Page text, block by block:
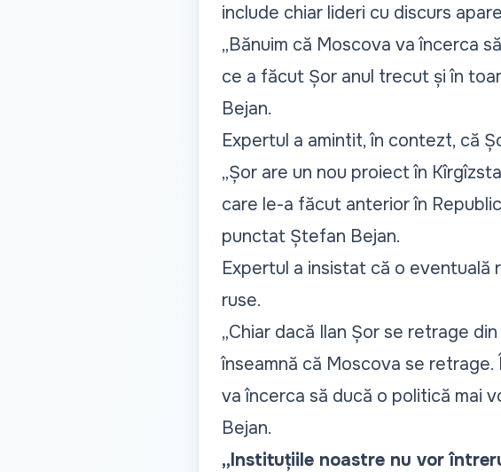
include chiar lideri cu discurs
„Bănuim că Moscova va încerca
ce a făcut Șor anul trecut și în
Bejan.
Expertul a amintit, în contezt, că
„Șor are un nou proiect în
care le-a făcut anterior în
punctat Ștefan Bejan.
Expertul a insistat că o eventuală
ruse.
„Chiar dacă Ilan Șor se retrage
înseamnă că Moscova se
va încerca să ducă o politică mai
Bejan.
„Instituțiile noastre nu vor